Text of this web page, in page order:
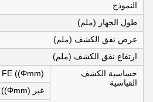
النموذج
طول الجهاز (ملم)
عرض نفق الكشف (ملم)
ارتفاع نفق الكشف (ملم)
حساسية الكشف
القياسية
FE ((Φmm)
غير FE ((Φmm)